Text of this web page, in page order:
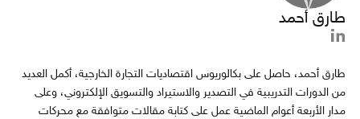
طارق أحمد
طارق أحمد، حاصل على بكالوريوس اقتصاديات التجارة الخارجية، أكمل العديد
من الدورات التدريبية في التصدير والاستيراد والتسويق الإلكتروني، وعلى
مدار الأربعة أعوام الماضية عمل على كتابة مقالات متوافقة مع محركات